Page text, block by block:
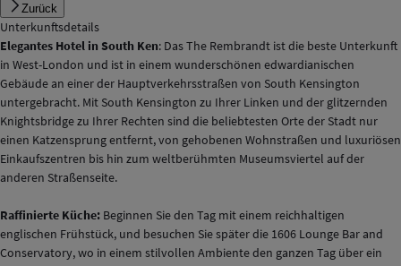
Zurück
Unterkunftsdetails
Elegantes Hotel in South Ken: Das The Rembrandt ist die beste Unterkunft
in West-London und ist in einem wunderschönen edwardianischen
Gebäude an einer der Hauptverkehrsstraßen von South Kensington
untergebracht. Mit South Kensington zu Ihrer Linken und der glitzernden
Knightsbridge zu Ihrer Rechten sind die beliebtesten Orte der Stadt nur
einen Katzensprung entfernt, von gehobenen Wohnstraßen und luxuriösen
Einkaufszentren bis hin zum weltberühmten Museumsviertel auf der
anderen Straßenseite.
Raffinierte Küche: Beginnen Sie den Tag mit einem reichhaltigen
englischen Frühstück, und besuchen Sie später die 1606 Lounge Bar and
Conservatory, wo in einem stilvollen Ambiente den ganzen Tag über ein